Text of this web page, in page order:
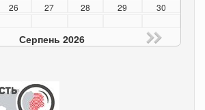
26 27 28 29
30
Серпень 2026